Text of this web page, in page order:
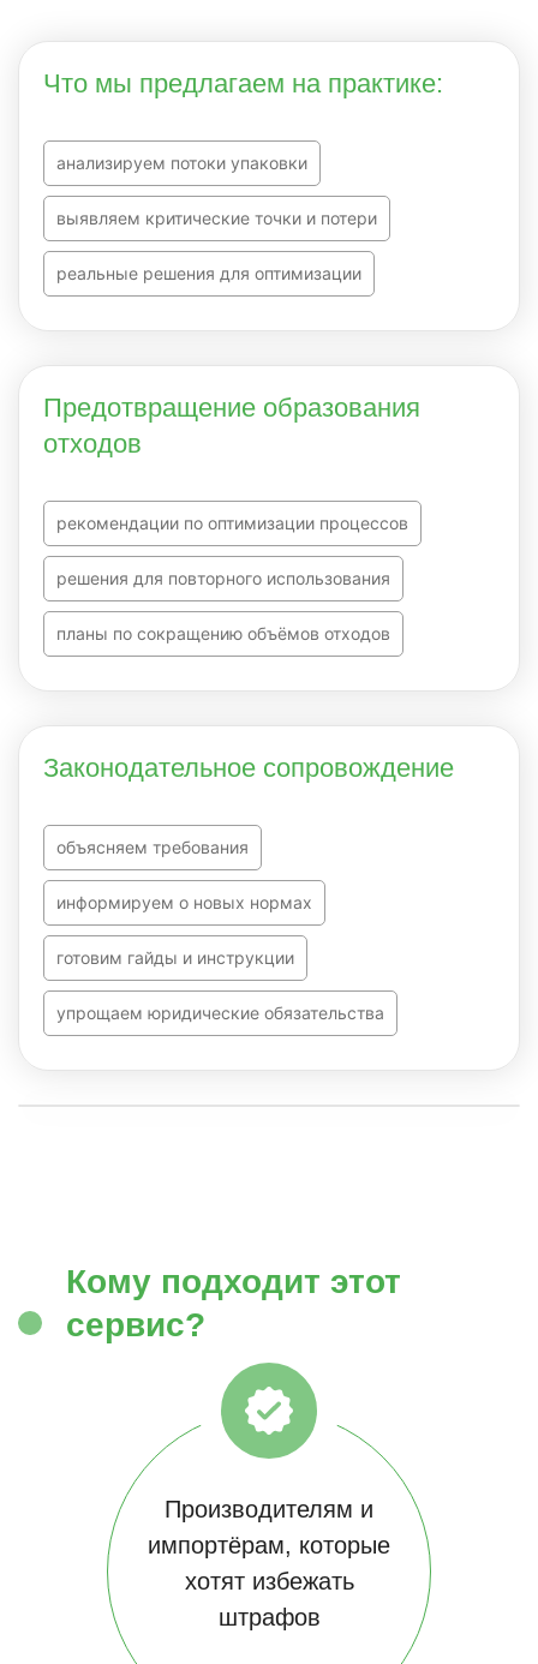
Что мы предлагаем на практике:
анализируем потоки упаковки
выявляем критические точки и потери
реальные решения для оптимизации
Предотвращение образования
отходов
рекомендации по оптимизации процессов
решения для повторного использования
планы по сокращению объёмов отходов
Законодательное сопровождение
объясняем требования
информируем о новых нормах
готовим гайды и инструкции
упрощаем юридические обязательства
Кому подходит этот
сервис?
Производителям и
импортёрам, которые
хотят избежать
штрафов